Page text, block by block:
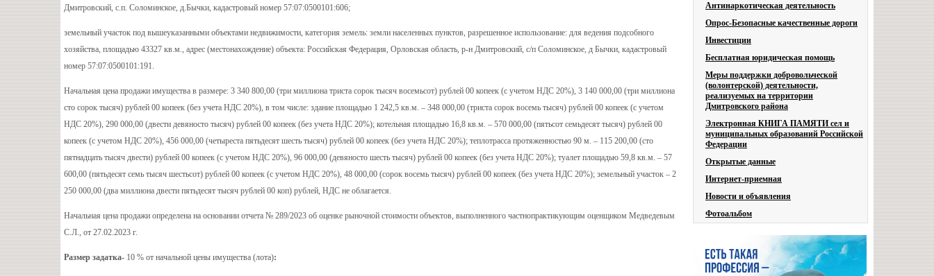
Дмитровский, с.п. Соломинское, д.Бычки, кадастровый номер 57:07:0500101:606;
земельный участок под вышеуказанными объектами недвижимости, категория земель: земли населенных пунктов, разрешенное использование: для ведения подсобного
хозяйства, площадью 43327 кв.м., адрес (местонахождение) объекта: Российская Федерация, Орловская область, р-н Дмитровский, с/п Соломинское, д Бычки, кадастровый
номер 57:07:0500101:191.
Начальная цена продажи имущества в размере: 3 340 800,00 (три миллиона триста сорок тысяч восемьсот) рублей 00 копеек (с учетом НДС 20%), 3 140 000,00 (три миллиона
сто сорок тысяч) рублей 00 копеек (без учета НДС 20%), в том числе: здание площадью 1 242,5 кв.м. – 348 000,00 (триста сорок восемь тысяч) рублей 00 копеек (с учетом
НДС 20%), 290 000,00 (двести девяносто тысяч) рублей 00 копеек (без учета НДС 20%); котельная площадью 16,8 кв.м. – 570 000,00 (пятьсот семьдесят тысяч) рублей 00
копеек (с учетом НДС 20%), 456 000,00 (четыреста пятьдесят шесть тысяч) рублей 00 копеек (без учета НДС 20%); теплотрасса протяженностью 90 м. – 115 200,00 (сто
пятнадцать тысяч двести) рублей 00 копеек (с учетом НДС 20%), 96 000,00 (девяносто шесть тысяч) рублей 00 копеек (без учета НДС 20%); туалет площадью 59,8 кв.м. – 57
600,00 (пятьдесят семь тысяч шестьсот) рублей 00 копеек (с учетом НДС 20%), 48 000,00 (сорок восемь тысяч) рублей 00 копеек (без учета НДС 20%); земельный участок – 2
250 000,00 (два миллиона двести пятьдесят тысяч рублей 00 коп) рублей, НДС не облагается.
Начальная цена продажи определена на основании отчета № 289/2023 об оценке рыночной стоимости объектов, выполненного частнопрактикующим оценщиком Медведевым
С.Л., от 27.02.2023 г.
Размер задатка- 10 % от начальной цены имущества (лота):
Антинаркотическая деятельность
Опрос-Безопасные качественные дороги
Инвестиции
Бесплатная юридическая помощь
Меры поддержки добровольческой
(волонтерской) деятельности,
реализуемых на территории
Дмитровского района
Электронная КНИГА ПАМЯТИ сел и
муниципальных образований Российской
Федерации
Открытые данные
Интернет-приемная
Новости и объявления
Фотоальбом